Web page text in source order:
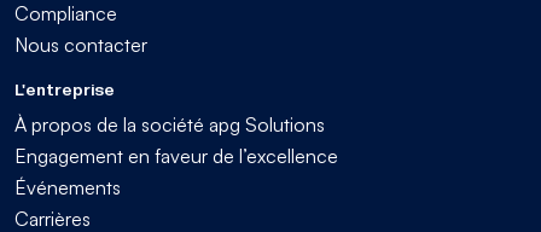
Compliance
Nous contacter
L'entreprise
À propos de la société apg Solutions
Engagement en faveur de l’excellence
Événements
Carrières